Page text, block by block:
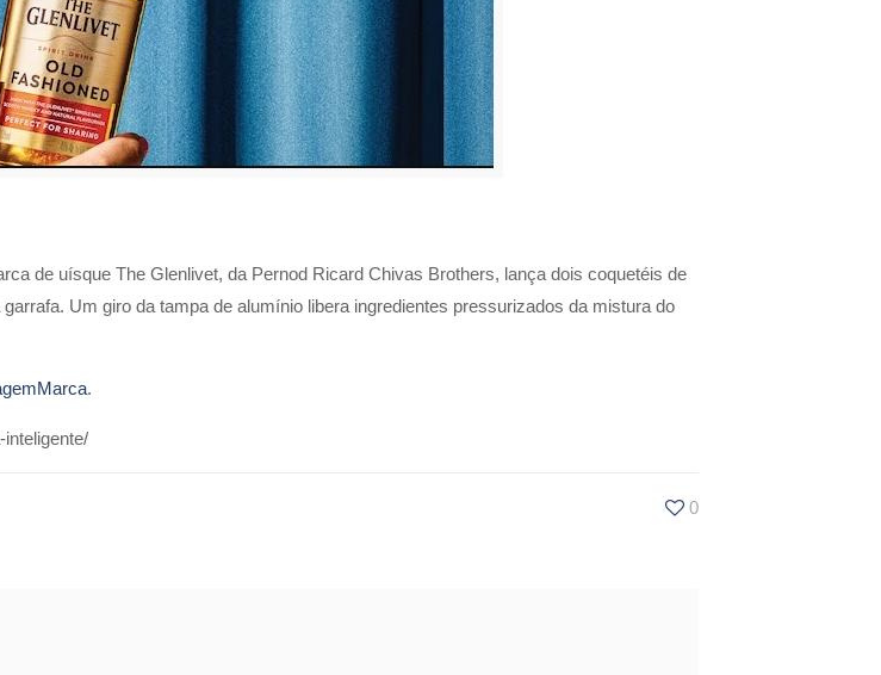
de uísque The Glenlivet, da Pernod Ricard Chivas Brothers, lança dois coquetéis de
Um giro da tampa de alumínio libera ingredientes pressurizados da mistura do
.
0